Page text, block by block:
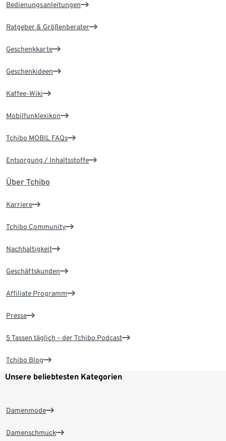
Bedienungsanleitungen
Ratgeber & Größenberater
Geschenkkarte
Geschenkideen
Kaffee-Wiki
Mobilfunklexikon
Tchibo MOBIL FAQs
Entsorgung / Inhaltsstoffe
Über Tchibo
Karriere
Tchibo Community
Nachhaltigkeit
Geschäftskunden
Affiliate Programm
Presse
5 Tassen täglich – der Tchibo Podcast
Tchibo Blog
Unsere beliebtesten Kategorien
Damenmode
Damenschmuck